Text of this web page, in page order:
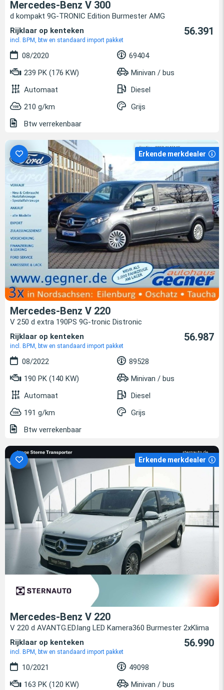
Mercedes-Benz V 300
d kompakt 9G-TRONIC Edition Burmester AMG
Rijklaar op kenteken
incl. BPM, btw en standaard import pakket
56.391
08/2020
69404
239 PK (176 KW)
Minivan / bus
Automaat
Diesel
210 g/km
Grijs
Btw verrekenbaar
Erkende merkdealer
Mercedes-Benz V 220
V 250 d extra 190PS 9G-tronic Distronic
Rijklaar op kenteken
incl. BPM, btw en standaard import pakket
56.987
08/2022
89528
190 PK (140 KW)
Minivan / bus
Automaat
Diesel
191 g/km
Grijs
Btw verrekenbaar
Erkende merkdealer
Mercedes-Benz V 220
V 220 d AVANTG.ED.lang LED Kamera360 Burmester 2xKlima
Rijklaar op kenteken
incl. BPM, btw en standaard import pakket
56.990
10/2021
49098
163 PK (120 KW)
Minivan / bus